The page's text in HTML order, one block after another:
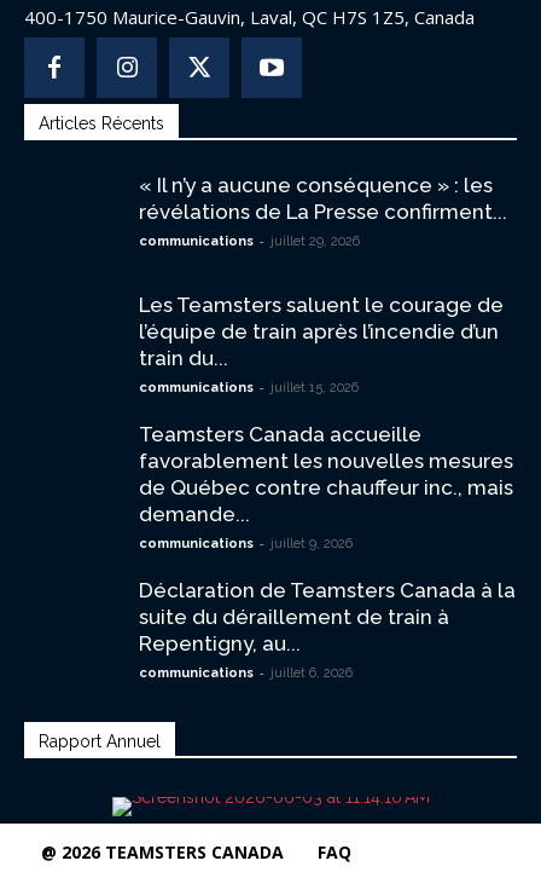
400-1750 Maurice-Gauvin, Laval, QC H7S 1Z5, Canada
Articles Récents
« Il n’y a aucune conséquence » : les
révélations de La Presse confirment...
communications - juillet 29, 2026
Les Teamsters saluent le courage de
l’équipe de train après l’incendie d’un
train du...
communications - juillet 15, 2026
Teamsters Canada accueille
favorablement les nouvelles mesures
de Québec contre chauffeur inc., mais
demande...
communications - juillet 9, 2026
Déclaration de Teamsters Canada à la
suite du déraillement de train à
Repentigny, au...
communications - juillet 6, 2026
Rapport Annuel
@ 2026 TEAMSTERS CANADA FAQ